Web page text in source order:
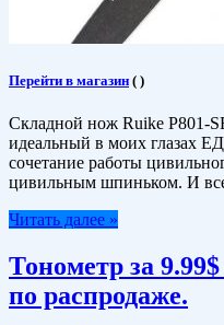
Перейти в магазин ( )
Складной нож Ruike P801-
идеальный в моих глазах
сочетание работы
цивильным шпиньком. И
Читать далее »
Тонометр за
по распродаже.